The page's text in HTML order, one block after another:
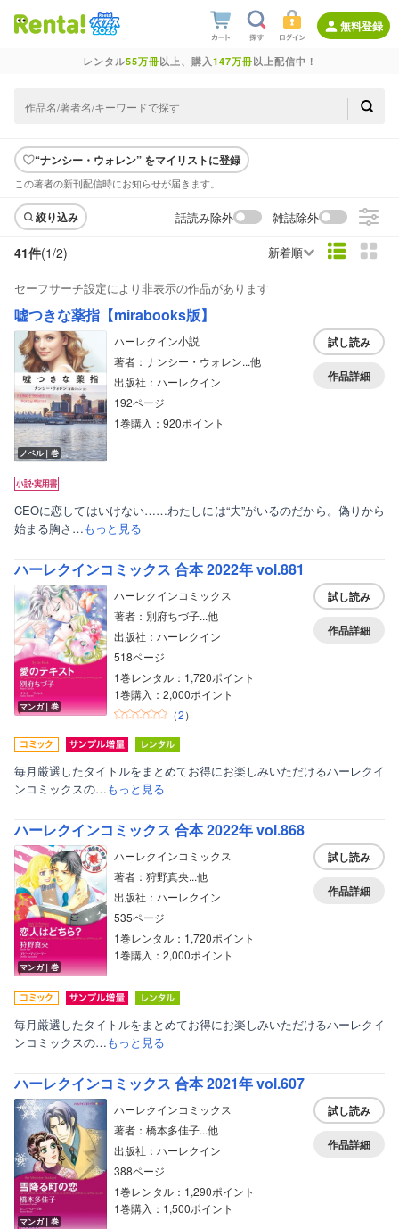
無料登録
レンタル55万冊以上、購入147万冊以上配信中！
“ナンシー・ウォレン” をマイリストに登録
この著者の新刊配信時にお知らせが届きます。
絞り込み 話読み除外 雑誌除外
41件(1/2) 新着順
セーフサーチ設定により非表示の作品があります
嘘つきな薬指【mirabooks版】
ノベル｜巻
ハーレクイン小説
著者：ナンシー・ウォレン...他
出版社：ハーレクイン
192ページ
1巻購入：920ポイント
試し読み
作品詳細
CEOに恋してはいけない……わたしには“夫”がいるのだから。偽りから
始まる胸さ…もっと見る
ハーレクインコミックス 合本 2022年 vol.881
マンガ｜巻
ハーレクインコミックス
著者：別府ちづ子...他
出版社：ハーレクイン
518ページ
1巻レンタル：1,720ポイント
1巻購入：2,000ポイント
（2）
試し読み
作品詳細
毎月厳選したタイトルをまとめてお得にお楽しみいただけるハーレクイ
ンコミックスの…もっと見る
ハーレクインコミックス 合本 2022年 vol.868
マンガ｜巻
ハーレクインコミックス
著者：狩野真央...他
出版社：ハーレクイン
535ページ
1巻レンタル：1,720ポイント
1巻購入：2,000ポイント
試し読み
作品詳細
毎月厳選したタイトルをまとめてお得にお楽しみいただけるハーレクイ
ンコミックスの…もっと見る
ハーレクインコミックス 合本 2021年 vol.607
マンガ｜巻
ハーレクインコミックス
著者：橋本多佳子...他
出版社：ハーレクイン
388ページ
1巻レンタル：1,290ポイント
1巻購入：1,500ポイント
試し読み
作品詳細